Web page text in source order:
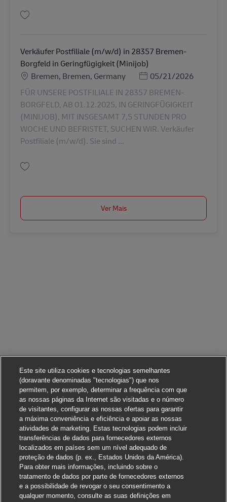
Verkäufer Postfiliale (m/w/d) in 28357 Bremen-
Borgfeld in Geringfügigkeit (Minijob)
Localização
Bremen, Bremen, Germany Posted Date
05/21/2026
FÜR UNSERE POSTFILIALE IN 28357 BREMEN-
BORGFELD, AB 01.12.2025, IN GERINGFÜGIGKEIT
(MINIJOB), MIT INSGESAMT 7,5 STUNDEN PRO
WOCHE UND BEFRISTET, SUCHEN WIR. Verkäufer
Postfiliale (m/w/d). Sie sind ...
Ver Mais
Este site utiliza cookies e tecnologias semelhantes
(doravante denominadas "tecnologias") que nos
permitem, por exemplo, determinar a frequência com que
as nossas páginas da Internet são visitadas e o número
de visitantes, configurar as nossas ofertas para garantir
a máxima conveniência e eficiência e apoiar as nossas
atividades de marketing. Estas tecnologias podem incluir
transferências de dados para fornecedores externos
localizados em países sem um nível adequado de
proteção de dados (p. ex., Estados Unidos da América).
Para obter mais informações, incluindo sobre o
tratamento de dados por parte de fornecedores externos
e a possibilidade de revogar o seu consentimento a
qualquer momento, consulte as suas definições em